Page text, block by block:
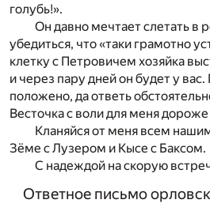
голубь!».
Он давно мечтает слетать в
убедиться, что «таки грамотно
клетку с Петровичем хозяйка
и через пару дней он будет у
положено, да ответь
Весточка с воли для меня
Кланяйся от меня всем
Зёме с Лузером и Кысе с Баксом.
С надеждой на скорую
Ответное письмо